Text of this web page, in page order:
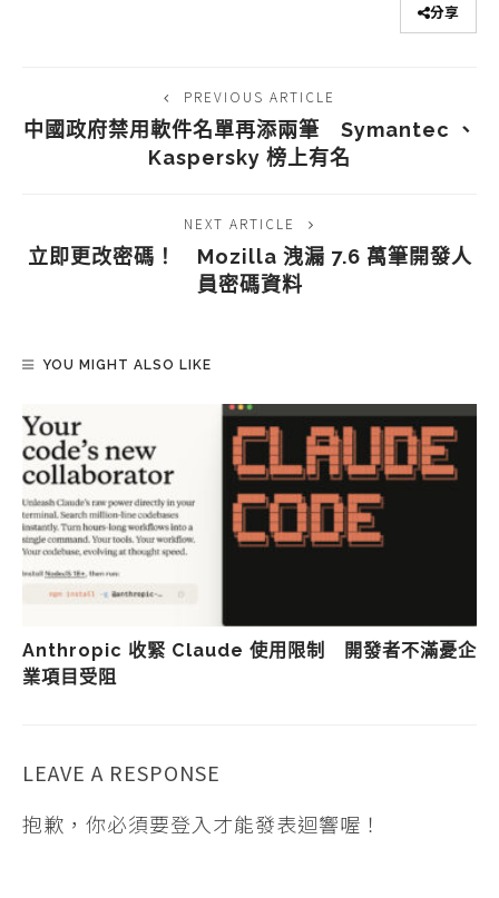
分享
PREVIOUS ARTICLE
中國政府禁用軟件名單再添兩筆 Symantec 、
Kaspersky 榜上有名
NEXT ARTICLE
立即更改密碼！ Mozilla 洩漏 7.6 萬筆開發人
員密碼資料
YOU MIGHT ALSO LIKE
Anthropic 收緊 Claude 使用限制 開發者不滿憂企
業項目受阻
LEAVE A RESPONSE
抱歉，你必須要登入才能發表迴響喔！